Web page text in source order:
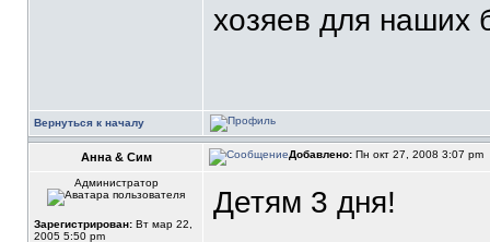
хозяев для наших
Вернуться к началу
Анна & Сим Добавлено: Пн окт 27, 2008 3:07 pm
Администратор
Зарегистрирован: Вт мар 22,
2005 5:50 pm
Детям 3 дня!